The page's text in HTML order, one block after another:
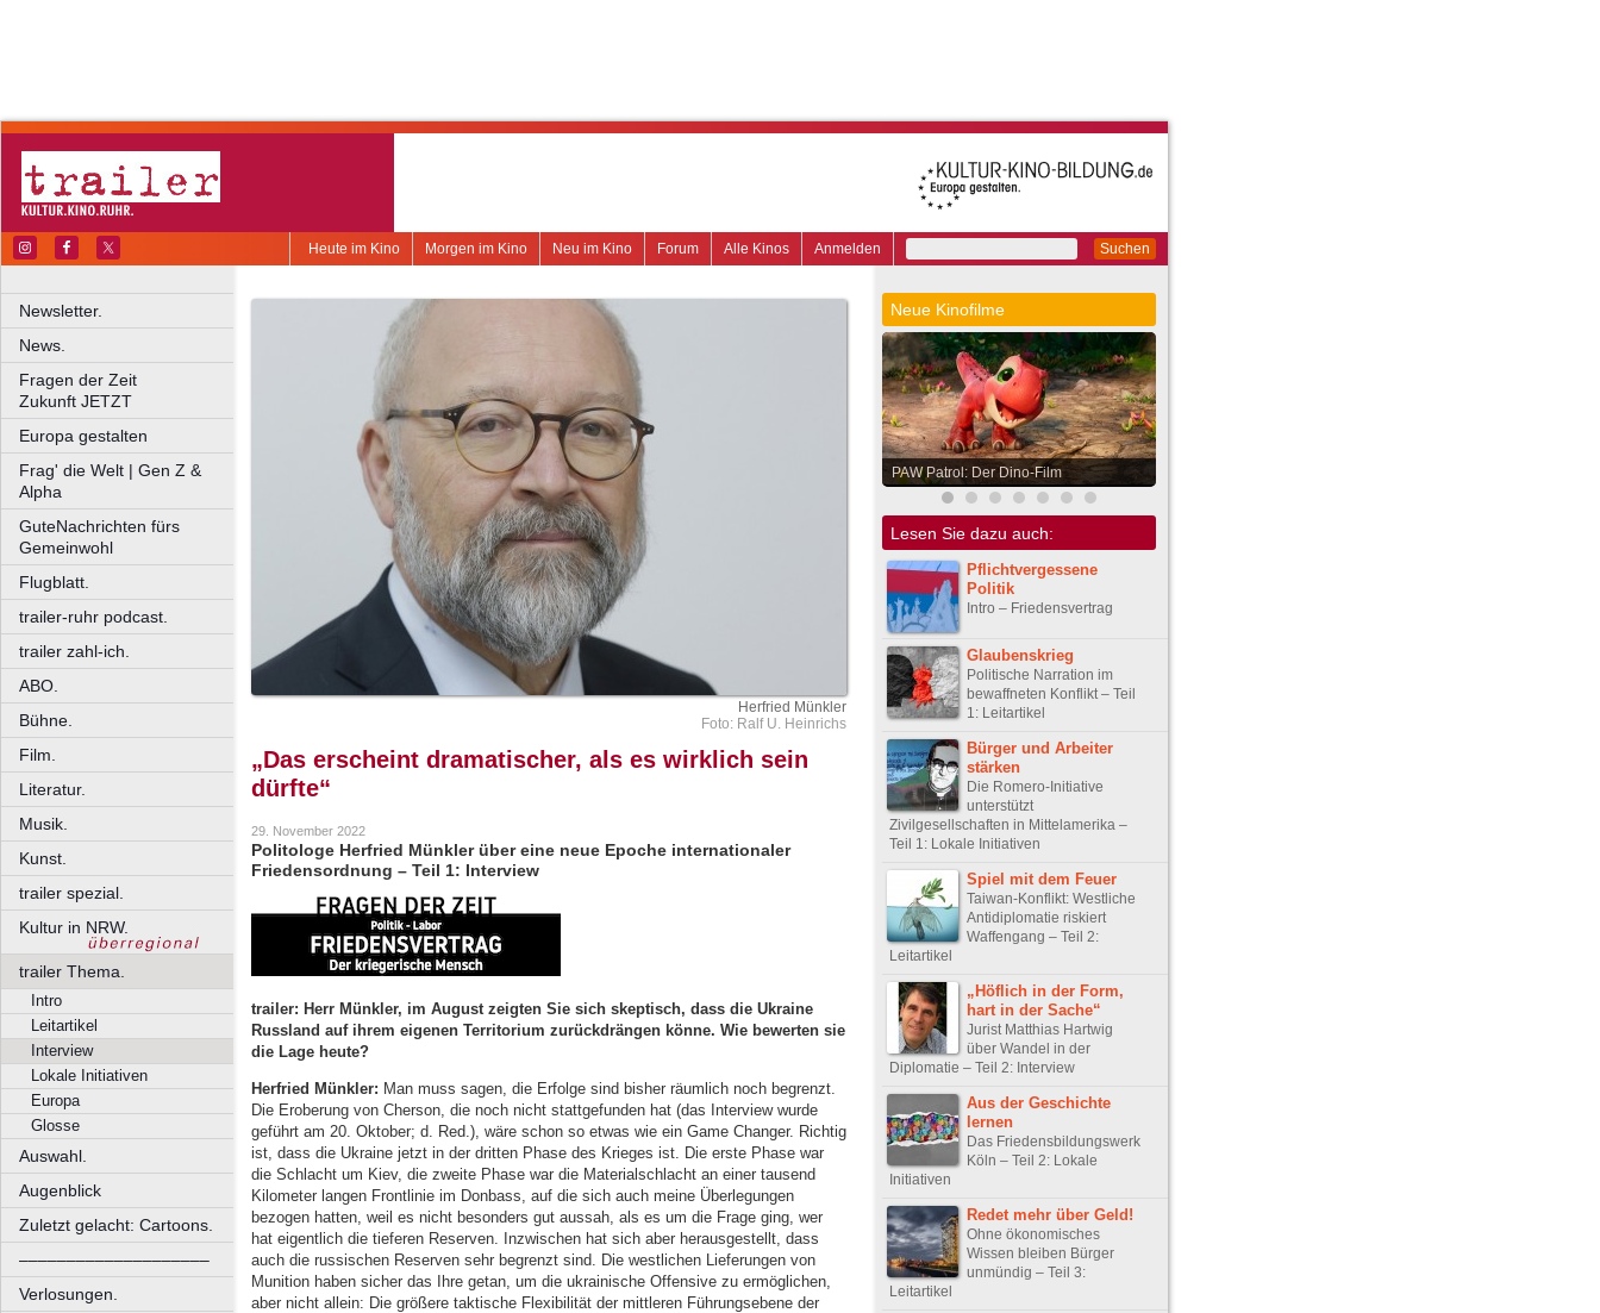
Suchen
Anmelden
Alle Kinos
Forum
Neu im Kino
Morgen im Kino
Heute im Kino
Newsletter.
News.
Fragen der Zeit
Zukunft JETZT
Europa gestalten
Frag' die Welt | Gen Z &
Alpha
GuteNachrichten fürs
Gemeinwohl
Flugblatt.
trailer-ruhr podcast.
trailer zahl-ich.
ABO.
Bühne.
Film.
Literatur.
Musik.
Kunst.
trailer spezial.
Kultur in NRW.
trailer Thema.
Intro
Leitartikel
Interview
Lokale Initiativen
Europa
Glosse
Auswahl.
Augenblick
Zuletzt gelacht: Cartoons.
––––––––––––––––––––
Verlosungen.
Herfried Münkler
Foto: Ralf U. Heinrichs
„Das erscheint dramatischer, als es wirklich sein
dürfte“
29. November 2022
Politologe Herfried Münkler über eine neue Epoche internationaler
Friedensordnung – Teil 1: Interview
trailer: Herr Münkler, im August zeigten Sie sich skeptisch, dass die Ukraine
Russland auf ihrem eigenen Territorium zurückdrängen könne. Wie bewerten sie
die Lage heute?
Herfried Münkler: Man muss sagen, die Erfolge sind bisher räumlich noch begrenzt.
Die Eroberung von Cherson, die noch nicht stattgefunden hat (das Interview wurde
geführt am 20. Oktober; d. Red.), wäre schon so etwas wie ein Game Changer. Richtig
ist, dass die Ukraine jetzt in der dritten Phase des Krieges ist. Die erste Phase war
die Schlacht um Kiev, die zweite Phase war die Materialschlacht an einer tausend
Kilometer langen Frontlinie im Donbass, auf die sich auch meine Überlegungen
bezogen hatten, weil es nicht besonders gut aussah, als es um die Frage ging, wer
hat eigentlich die tieferen Reserven. Inzwischen hat sich aber herausgestellt, dass
auch die russischen Reserven sehr begrenzt sind. Die westlichen Lieferungen von
Munition haben sicher das Ihre getan, um die ukrainische Offensive zu ermöglichen,
aber nicht allein: Die größere taktische Flexibilität der mittleren Führungsebene der
Neue Kinofilme
PAW Patrol: Der Dino-Film
Lesen Sie dazu auch:
Pflichtvergessene
Politik
Intro – Friedensvertrag
Glaubenskrieg
Politische Narration im
bewaffneten Konflikt – Teil
1: Leitartikel
Bürger und Arbeiter
stärken
Die Romero-Initiative
unterstützt
Zivilgesellschaften in Mittelamerika –
Teil 1: Lokale Initiativen
Spiel mit dem Feuer
Taiwan-Konflikt: Westliche
Antidiplomatie riskiert
Waffengang – Teil 2:
Leitartikel
„Höflich in der Form,
hart in der Sache“
Jurist Matthias Hartwig
über Wandel in der
Diplomatie – Teil 2: Interview
Aus der Geschichte
lernen
Das Friedensbildungswerk
Köln – Teil 2: Lokale
Initiativen
Redet mehr über Geld!
Ohne ökonomisches
Wissen bleiben Bürger
unmündig – Teil 3:
Leitartikel